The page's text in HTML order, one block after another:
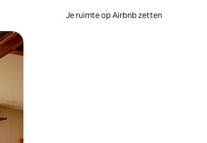
Je ruimte op Airbnb zetten